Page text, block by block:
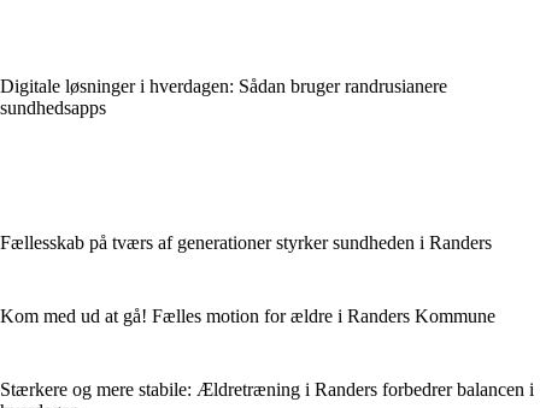
Digitale løsninger i hverdagen: Sådan bruger randrusianere
sundhedsapps
Fællesskab på tværs af generationer styrker sundheden i Randers
Kom med ud at gå! Fælles motion for ældre i Randers Kommune
Stærkere og mere stabile: Ældretræning i Randers forbedrer balancen i